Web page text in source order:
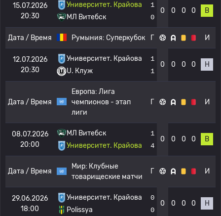
15.07.2026
20:30
Университет. Крайова
МЛ Витебск
1
0
0 0 0 0 В
Дата / Время Румыния: Суперкубок Г И
12.07.2026
20:30
Университет. Крайова
U. Клуж
1
1
0 0 0 0 Н
Дата / Время
Европа: Лига
чемпионов - этап
лиги
Г И
08.07.2026
20:00
МЛ Витебск
Университет. Крайова
1
4
0 0 0 0 В
Дата / Время
Мир: Клубные
товарищеские матчи
Г И
29.06.2026
18:00
Университет. Крайова
Polissya
0
0
0 0 0 0 Н